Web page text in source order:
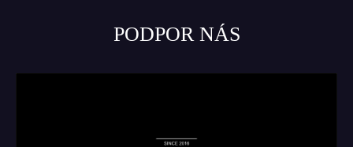
PODPOR NÁS